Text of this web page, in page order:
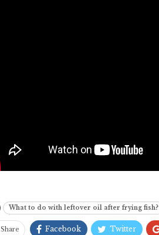
What to do with leftover oil after frying fish?
Share Facebook Twitter